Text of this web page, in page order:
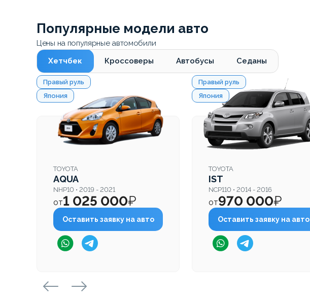
Популярные модели авто
Цены на популярные автомобили
Хетчбек
Кроссоверы Автобусы Седаны
Правый руль
Япония
TOYOTA
AQUA
NHP10 • 2019 - 2021
от1 025 000₽
Оставить заявку на авто
Правый руль
Япония
TOYOTA
IST
NCP110 • 2014 - 2016
от970 000₽
Оставить заявку на авто